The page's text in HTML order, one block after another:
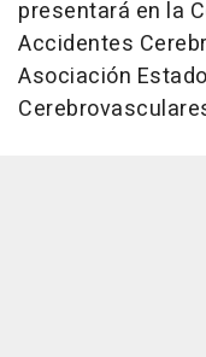
presentará en la
Accidentes
Asociación